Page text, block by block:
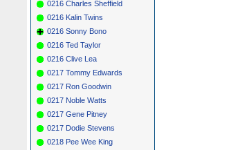
0216 Charles Sheffield
0216 Kalin Twins
0216 Sonny Bono
0216 Ted Taylor
0216 Clive Lea
0217 Tommy Edwards
0217 Ron Goodwin
0217 Noble Watts
0217 Gene Pitney
0217 Dodie Stevens
0218 Pee Wee King